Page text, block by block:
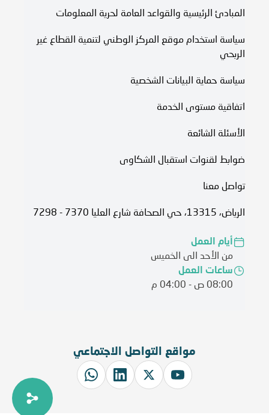
المبادئ الرئيسية والقواعد العامة لحرية المعلومات
سياسة استخدام موقع المركز الوطني لتنمية القطاع غير
الربحي
سياسة حماية البيانات الشخصية
اتفاقية مستوى الخدمة​
الأسئلة الشائعة
ضوابط لقنوات استقبال الشكاوى
تواصل معنا
الرياض، 13315، حي الصحافة شارع العليا 7370 - 7298
أيام العمل
من الأحد الى الخميس
ساعات العمل
08:00 ص - 04:00 م
مواقع التواصل الاجتماعي